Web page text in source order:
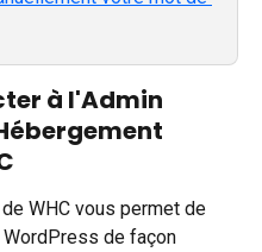
à l'Admin
de WHC vous permet de
de façon